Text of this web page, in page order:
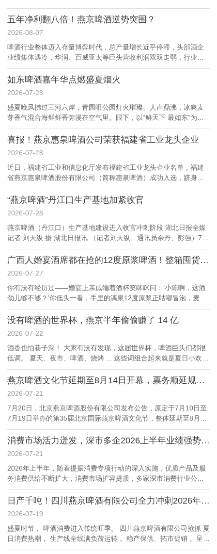
五年净利翻八倍！燕京啤酒逆势突围？
2026-08-07
啤酒行业整体迈入存量博弈时代，总产量增长近乎停滞，头部酒企
业绩集体遇冷，华润、百威亚太等巨头营收利润双双走弱，行业内
卷加剧。就在这样的行业大背景下，老牌国民酒企燕京啤酒交出一
份极具反差感的半年成绩单。2026年上半年业绩预告显示，公司归
层面，年内板块整体走弱，华润啤酒股价跌幅超12%，燕京啤酒股
价逆势收红，走出独立行情。历经数年深度调整，这家曾站上行业
顶峰、而后陷入增长停滞的老牌啤酒品牌，依靠产品精准布局、内
部管理革新、全链条精益运营完成触底反弹，五年净利润暴涨8倍，
老牌企业二次创业的故事格外亮眼。 回溯燕京啤酒的发展轨迹，品
后，粗放扩张弊端集中显现，产品老化、渠道松散、管理效率偏低
等问题接踵而至，营收常年原地踏步，利润大幅波动，老牌优势持
续消耗。转折点出现在2022年，董事长耿超正式锚定“二次创业，复
兴燕京”核心战略，以...
如东啤酒嘉年华点燃盛夏烟火
2026-07-28
盛夏晚风拂过三河六岸，青园咀公园灯火璀璨、人声鼎沸，冰爽麦
芽香气混合海鲜鲜香弥漫在空气里。眼下，以“鲜天下 最如东”为主
题的2026江苏如东燕京啤酒嘉年华火热进行中，潮流演艺、百种风
味、多元展销齐聚河畔，持续聚拢城市人气，以特色节庆点亮夏夜
动累计接待市民、周边游客约4万人次，啤酒餐饮、汽车、房产、家
电等多业态综合直接销售额突破4200万元。即便活动期间遭遇多轮
阴雨天气，户外场地客流依旧坚挺，全场200余个餐位座无虚席，主
舞台观赏区始终人头攒动，足以体现这场夏日盛会积攒下的口碑与
人气吸引力。 为带给游客沉浸式游玩体验，活动场地遵循“分区独
域，覆盖舞台演艺、网红美食、亲子游乐、文创展示、房产家电展
销等多元板块。场内四块巨型LED大屏实现全域无死角观演，遇上
苏超赛事还会同步直播，兼顾休闲娱乐与观赛需求。晚间演出内...
喜报！燕京惠泉啤酒公司荣获福建省工业龙头企业
2026-07-28
近日，福建省工业和信息化厅发布福建省工业龙头企业名单，福建
省燕京惠泉啤酒股份有限公司（简称惠泉啤酒）成功入选，跻身全
省啤酒酿造行业领军标杆企业行列。 这份重磅荣誉，是对惠泉啤酒
综合实力与高质量发展成效的权威认可，也是继公司获评“国家级高
省工业经济提质升级。惠泉啤酒作为福建省唯一啤酒上市企业、中
国十佳啤酒企业，精研啤酒制造四十余载，产品覆盖福建、江西、
广东、浙江等省市，产销规模常年稳居省内啤酒行业前列，是地方
举足轻重的支柱企业和纳税大户。 公司坐拥福建省行业首家省级技
术中心，是福建省创新型企业，福建省工业旅游示范点和全国绿化
啤酒生产基地。 近年来，惠泉啤酒坚定不移走科技创新、品质立身
之路，围绕智能制造、绿色低碳、品牌增值三大方向转型升级，促
进产业生态链优化，带动上下游配套产业提质扩容、增收增效，充...
“燕京啤酒”丹江口生产基地加紧收官
2026-07-28
燕京啤酒（丹江口）生产基地建设进入收官冲刺阶段 湖北日报全媒
记者 刘天纵 摄 湖北日报讯 （记者刘天纵、通讯员余丹、彭强）7月
24日，在丹江口市水都工业园，燕京啤酒（丹江口）生产基地建设
进入收官冲刺阶段，待项目全部建成投产后，具备年产50万吨中高
2025年重点项目、京堰对口协作重点工程。记者在现场看到，工人
正在加紧开展厂房土建收尾作业，酿造、空压、制冷、水处理等全
套生产设备已全部安装到位。 该项目布置了5万瓶/小时瓶装生产线
和9万听/小时听装生产线，配备原料存储、糖化发酵酿造系统，以及
配套污水处理、制冷、二氧化碳回收、智能立体库等辅助生产设
产与水源保护协同并进。 依托丹江口库区优质水源，燕京啤酒（丹
江口）生产基地将主要生产燕京U8、A10和V10等中高端啤酒，
2026年可实现产能5万吨，2027年将逐步提升至30万吨；全部建成
达产后，可实现年产能50万吨，...
广西人婚宴酒席都在抢的12度原浆啤酒！整箱囤货真香警告
2026-07-27
你有没有经历过——婚宴上亲戚端着酒杯笑眯眯问：‘小陈啊，这酒
劲儿够不够？’你低头一看，手里的漓泉12度原浆正咕嘟冒泡，麦香
直往鼻子里钻，喉头一紧，下意识咽了口唾沫……不是怕喝，是怕
喝不够！ 2026年夏天，广西的婚宴、祠堂祭祖、公司团建、老友夜
包——它不叫普通啤酒，它叫漓泉12度原浆精酿。 为什么今年连桂
林阳朔的民宿老板都开始整箱囤？为什么南宁青秀山脚下的烧烤
摊，悄悄把冰柜里9度啤酒全换成了它？答案就藏在‘12度’这三个字
里——这不是酒精度数的炫耀，而是时间、原料、工艺三重加码的
硬核认证。 它用的是桂林喀斯特山泉+北欧二棱麦芽+德国萨兹酒
都是‘活的’——开瓶时能听见细微的‘嘶’一声，那是沉睡的酵母在苏
醒；倒进杯中，泡沫绵密到能托...
没有啤酒的世界杯，燕京半年偷偷赚了 14 亿
2026-07-22
酒香也怕巷子深！ 大家有没有发现，这届世界杯，啤酒巨头们都很
低调。 夏天、夜市、啤酒、烧烤 ... 这些词组合起来就是夏日小欢，
再加上世界杯，啤酒的销量应该 " 火炎焱燚 " 了吧。 可惜，今年美
加墨世界杯，百威亚太中国销量双位数下滑，青岛、重庆销量预计
燕京啤酒逆势涨了 6.95%。 沉寂十年，这家老牌啤酒品牌正以惊人
速度杀回舞台中央。 2025 年，燕京啤酒归母净利润暴增 59% 至
16.79 亿元，增速领跑全行业，营收、净利双双反超重庆啤酒，正式
挤进前三。 2026 上半年，燕京啤酒又赚了14个亿，燕京 U8功不可
没。 近五年，燕京 U8创下销量增长 9 倍、利润近十倍的行业奇
时期，燕京的逆袭，却从不止一个U8。 01 这个夏天，世界杯和啤
酒的黄金组合，第一次 " 失灵 " 了。 以前世界杯都是全民的狂欢，
啤酒品牌是清一色砸钱抢酒吧、抢堆头、抢广告位，热闹得像集体
过年。 今年...
燕京啤酒文化节延期至8月14日开幕，票务顺延规则公布
2026-07-21
7月20日，北京燕京啤酒股份有限公司发布公告，原定于7月10日至
7月19日举办的第35届北京国际燕京啤酒文化节，整体延期至8月14
日（周五）至8月23日（周日）举办，活动场地、整体规模、现场业
态均保持不变，原门票自动顺延有效，无需换票。
消费市场活力迸发，深市多企2026上半年业绩强势预增
2026-07-21
2026年上半年，随着提振消费专项行动的深入实施，优质产品及服
务消费供给不断扩大，消费市场扩容提质，多家深市消费行业公司
业绩预喜。 2026年上半年，燕京啤酒稳健增长态势延续，产品升
级、管理提效和成本费用管控成效持续释放。核心大单品燕京U8继
产品放量外，数字化建设、供应链协同和卓越管理体系建设的持续
推进，为经营效率和盈利能力提升也提供了重要支撑。 在多项因素
带动下，燕京啤酒2026年半年度业绩预告显示，预计上半年归母净
日产千吨！四川燕京啤酒有限公司全力冲刺2026年产值突破10亿元
2026-07-19
盛夏时节， 啤酒消费进入传统旺季。 四川燕京啤酒有限公司抢抓 夏
日消费热潮， 生产线全线满负荷运转， 稳产保供、拓市促销， 呈现
出产销两旺的良好发展态势。 7月16日，在位于嘉陵工业集中区的